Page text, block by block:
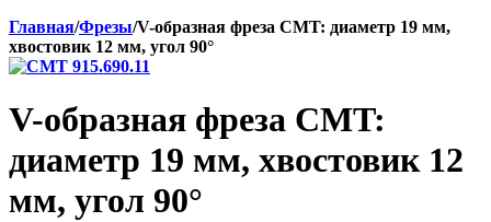
Главная/Фрезы/V-образная фреза CMT: диаметр 19 мм,
хвостовик 12 мм, угол 90°
V-образная фреза CMT:
диаметр 19 мм, хвостовик 12
мм, угол 90°